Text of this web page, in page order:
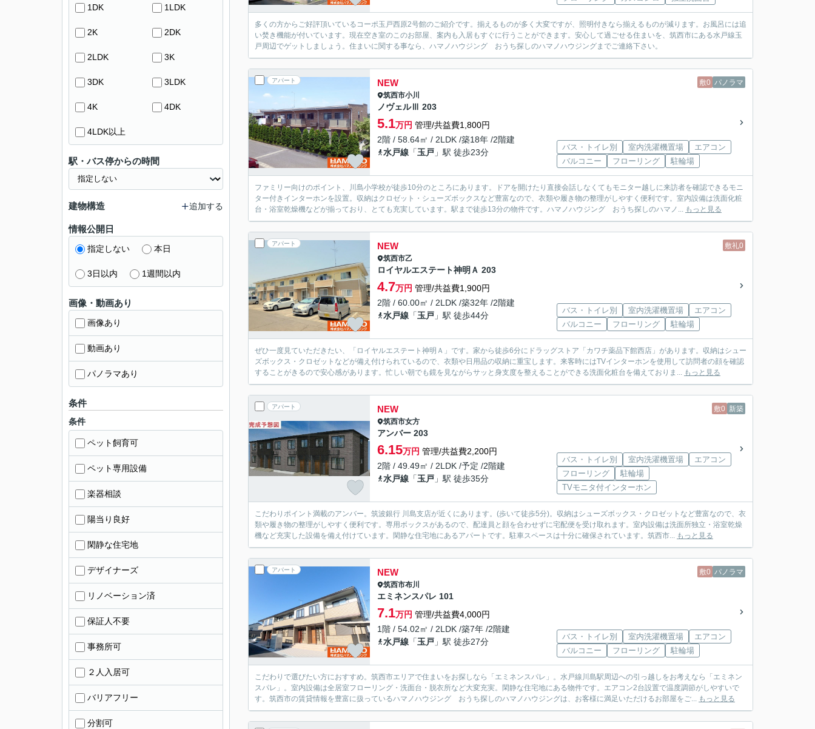
多くの方からご好評頂いているコーポ玉戸西原2号館のご紹介です。揃えるものが多く大変ですが、照明付きなら揃えるものが減ります。お風呂には追
い焚き機能が付いています。現在空き室のこのお部屋、案内も入居もすぐに行うことができます。安心して過ごせる住まいを、筑西市にある水戸線玉
戸周辺でゲットしましょう。住まいに関する事なら、ハマノハウジング おうち探しのハマノハウジングまでご連絡下さい。
アパート 敷0 パノラマ
NEW
筑西市小川
ノヴェルⅢ 203
5.1万円 管理/共益費1,800円
2階 / 58.64㎡ / 2LDK /築18年 /2階建
水戸線 「玉戸 」駅 徒歩23分
バス・トイレ別 室内洗濯機置場
エアコン
バルコニー
フローリング 駐輪場
ファミリー向けのポイント、川島小学校が徒歩10分のところにあります。ドアを開けたり直接会話しなくてもモニター越しに来訪者を確認できるモニ
ター付きインターホンを設置。収納はクロゼット・シューズボックスなど豊富なので、衣類や履き物の整理がしやすく便利です。室内設備は洗面化粧
台・浴室乾燥機などが揃っており、とても充実しています。駅まで徒歩13分の物件です。ハマノハウジング おうち探しのハマノ... もっと見る
アパート 敷礼0
NEW
筑西市乙
ロイヤルエステート神明Ａ 203
4.7万円 管理/共益費1,900円
2階 / 60.00㎡ / 2LDK /築32年 /2階建
水戸線 「玉戸 」駅 徒歩44分
バス・トイレ別 室内洗濯機置場
エアコン
バルコニー
フローリング 駐輪場
ぜひ一度見ていただきたい、「ロイヤルエステート神明Ａ」です。家から徒歩6分にドラッグストア「カワチ薬品下館西店」があります。収納はシュー
ズボックス・クロゼットなどが備え付けられているので、衣類や日用品の収納に重宝します。来客時にはTVインターホンを使用して訪問者の顔を確認
することがきるので安心感があります。忙しい朝でも鏡を見ながらサッと身支度を整えることができる洗面化粧台を備えておりま... もっと見る
アパート 敷0 新築
NEW
筑西市女方
アンバー 203
6.15万円 管理/共益費2,200円
2階 / 49.49㎡ / 2LDK /予定 /2階建
水戸線 「玉戸 」駅 徒歩35分
バス・トイレ別 室内洗濯機置場
エアコン
フローリング
駐輪場
TVモニタ付インターホン
こだわりポイント満載のアンバー。筑波銀行 川島支店が近くにあります。(歩いて徒歩5分)。収納はシューズボックス・クロゼットなど豊富なので、衣
類や履き物の整理がしやすく便利です。専用ボックスがあるので、配達員と顔を合わせずに宅配便を受け取れます。室内設備は洗面所独立・浴室乾燥
機など充実した設備を備え付けています。閑静な住宅地にあるアパートです。駐車スペースは十分に確保されています。筑西市... もっと見る
アパート 敷0 パノラマ
NEW
筑西市布川
エミネンスパレ 101
7.1万円 管理/共益費4,000円
1階 / 54.02㎡ / 2LDK /築7年 /2階建
水戸線 「玉戸 」駅 徒歩27分
バス・トイレ別 室内洗濯機置場
エアコン
バルコニー
フローリング 駐輪場
こだわりで選びたい方におすすめ。筑西市エリアで住まいをお探しなら「エミネンスパレ」。水戸線川島駅周辺への引っ越しをお考えなら「エミネン
スパレ」。室内設備は全居室フローリング・洗面台・脱衣所など大変充実。閑静な住宅地にある物件です。エアコン2台設置で温度調節がしやすいで
す。筑西市の賃貸情報を豊富に扱っているハマノハウジング おうち探しのハマノハウジングは、お客様に満足いただけるお部屋をご... もっと見る
1DK 1LDK
2K 2DK
2LDK 3K
3DK 3LDK
4K 4DK
4LDK以上
駅・バス停からの時間
建物構造 追加する
情報公開日
指定しない 本日
3日以内 1週間以内
画像・動画あり
画像あり
動画あり
パノラマあり
条件
条件
ペット飼育可
ペット専用設備
楽器相談
陽当り良好
閑静な住宅地
デザイナーズ
リノベーション済
保証人不要
事務所可
２人入居可
バリアフリー
分割可